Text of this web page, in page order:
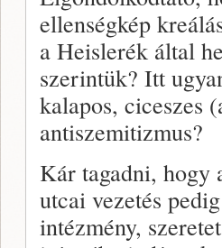
ellenségkép
a Heislerék által
szerintük? Itt
kalapos, ciceszes
antiszemitizmus?
Kár tagadni, hogy
utcai vezetés
intézmény,